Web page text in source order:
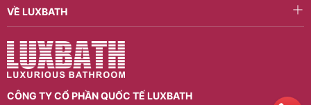
CÔNG TY CỔ PHẦN QUỐC TẾ LUXBATH
VỀ LUXBATH